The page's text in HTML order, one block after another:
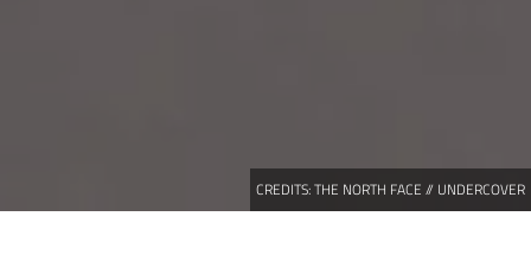
CREDITS:THE NORTH FACE // UNDERCOVER